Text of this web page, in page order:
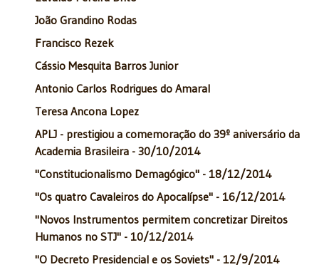
João Grandino Rodas
Francisco Rezek
Cássio Mesquita Barros Junior
Antonio Carlos Rodrigues do Amaral
Teresa Ancona Lopez
APLJ - prestigiou a comemoração do 39º aniversário da
Academia Brasileira - 30/10/2014
"Constitucionalismo Demagógico" - 18/12/2014
"Os quatro Cavaleiros do Apocalípse" - 16/12/2014
"Novos Instrumentos permitem concretizar Direitos
Humanos no STJ" - 10/12/2014
"O Decreto Presidencial e os Soviets" - 12/9/2014